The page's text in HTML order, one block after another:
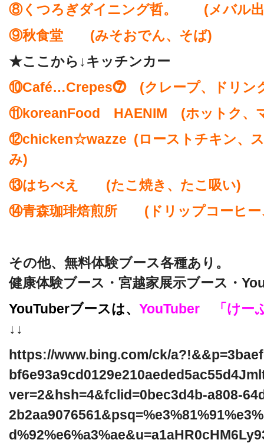
⑧くつろぎダイニング哲。 (メバル出
⑨秋食堂 (みそおでん、そば)
★ここから↓キッチンカー
⑩Café…Crepes⓻ (クレープ、ドリン
⑪koreanFood HAENIM (ホットク、
⑫chicken☆wazze (ローストチキン、ス
み)
⑬はちべえ (たこ焼き、たこ吸い)
⑭青森珈琲焙煎所 (ドリップコーヒー
その他、無料体験ブース各種あり 。
健康体験ブース・宮越家展示ブース・
YouTuberブースは、 YouTuber 「けー
↓↓
https://www.bing.com/ck/
ver=2&hsh=4&fclid=0bec3d4b-a808-